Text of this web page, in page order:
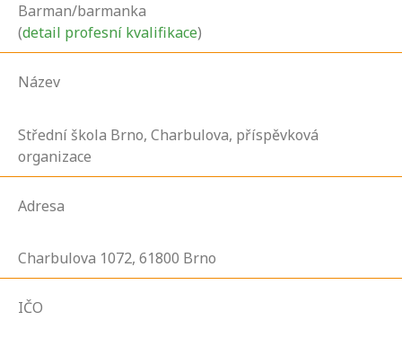
Barman/barmanka
(detail profesní kvalifikace)
Název
Střední škola Brno, Charbulova, příspěvková
organizace
Adresa
Charbulova 1072, 61800 Brno
IČO